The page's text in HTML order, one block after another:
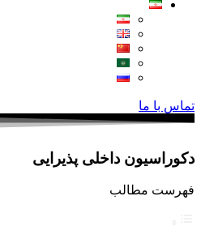
تماس با ما
دکوراسیون داخلی پذیرایی
فهرست مطالب